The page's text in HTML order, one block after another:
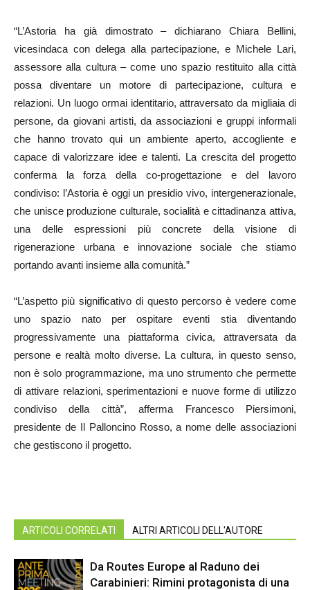
“L’Astoria ha già dimostrato – dichiarano Chiara Bellini,
vicesindaca con delega alla partecipazione, e Michele Lari,
assessore alla cultura – come uno spazio restituito alla città
possa diventare un motore di partecipazione, cultura e
relazioni. Un luogo ormai identitario, attraversato da migliaia di
persone, da giovani artisti, da associazioni e gruppi informali
che hanno trovato qui un ambiente aperto, accogliente e
capace di valorizzare idee e talenti. La crescita del progetto
conferma la forza della co‑progettazione e del lavoro
condiviso: l’Astoria è oggi un presidio vivo, intergenerazionale,
che unisce produzione culturale, socialità e cittadinanza attiva,
una delle espressioni più concrete della visione di
rigenerazione urbana e innovazione sociale che stiamo
portando avanti insieme alla comunità.”
“L’aspetto più significativo di questo percorso è vedere come
uno spazio nato per ospitare eventi stia diventando
progressivamente una piattaforma civica, attraversata da
persone e realtà molto diverse. La cultura, in questo senso,
non è solo programmazione, ma uno strumento che permette
di attivare relazioni, sperimentazioni e nuove forme di utilizzo
condiviso della città”, afferma Francesco Piersimoni,
presidente de Il Palloncino Rosso, a nome delle associazioni
che gestiscono il progetto.
ARTICOLI CORRELATI ALTRI ARTICOLI DELL'AUTORE
Da Routes Europe al Raduno dei
Carabinieri: Rimini protagonista di una